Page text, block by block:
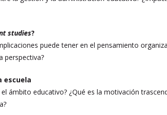
studies?
puede tener en el pensamiento
perspectiva?
escuela
ámbito educativo? ¿Qué es la motivación